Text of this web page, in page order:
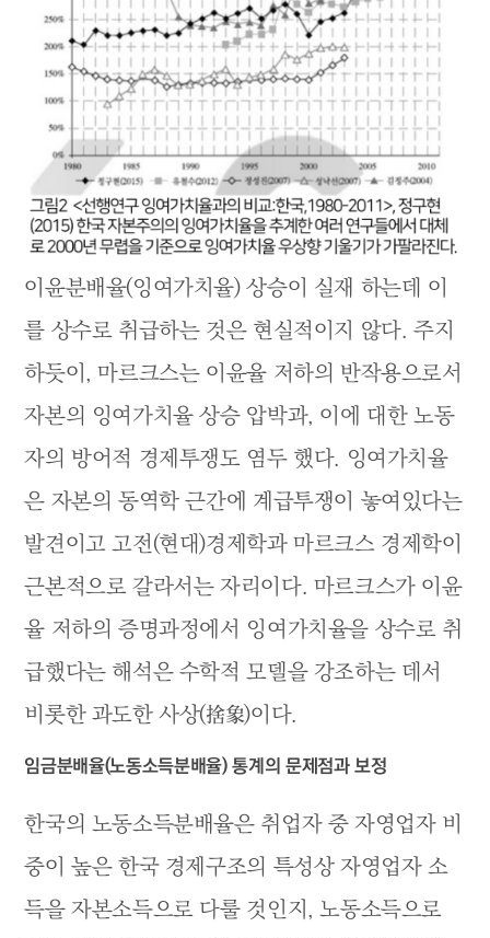
이윤분배율(잉여가치율) 상승이 실재 하는데 이
를 상수로 취급하는 것은 현실적이지 않다. 주지
하듯이, 마르크스는 이윤율 저하의 반작용으로서
자본의 잉여가치율 상승 압박과, 이에 대한 노동
자의 방어적 경제투쟁도 염두 했다. 잉여가치율
은 자본의 동역학 근간에 계급투쟁이 놓여있다는
발견이고 고전(현대)경제학과 마르크스 경제학이
근본적으로 갈라서는 자리이다. 마르크스가 이윤
율 저하의 증명과정에서 잉여가치율을 상수로 취
급했다는 해석은 수학적 모델을 강조하는 데서
비롯한 과도한 사상(捨象)이다.
임금분배율(노동소득분배율) 통계의 문제점과 보정
한국의 노동소득분배율은 취업자 중 자영업자 비
중이 높은 한국 경제구조의 특성상 자영업자 소
득을 자본소득으로 다룰 것인지, 노동소득으로